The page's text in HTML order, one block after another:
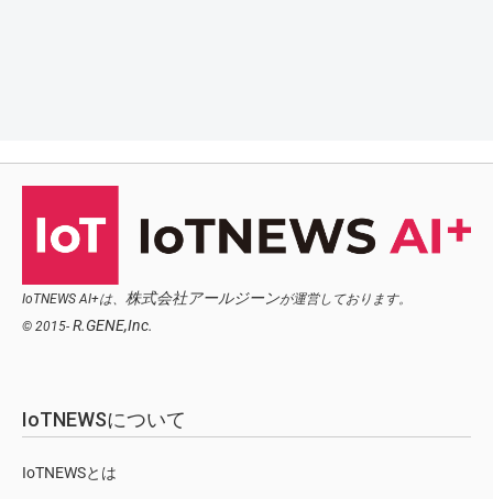
IoTNEWS AI+は、 株式会社アールジーンが運営しております。
© 2015- R.GENE,Inc.
IoTNEWSについて
IoTNEWSとは